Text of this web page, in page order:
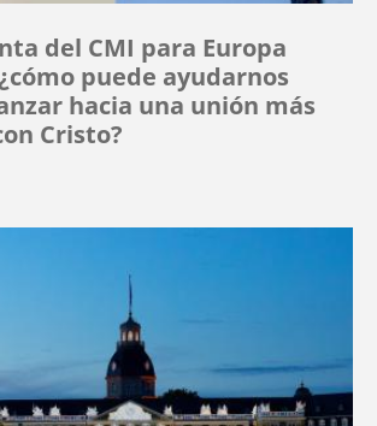
del CMI para Europa
puede ayudarnos
hacia una unión más
Cristo?